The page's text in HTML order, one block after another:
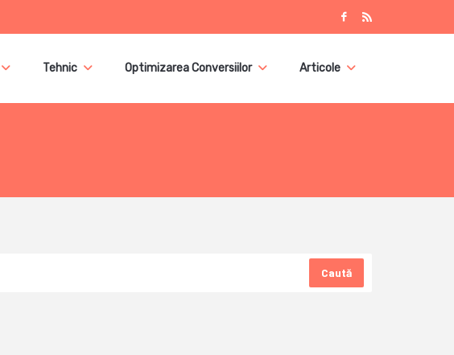
Tehnic Optimizarea Conversiilor Articole
Caută